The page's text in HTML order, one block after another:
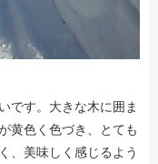
です。大きな木に囲ま
黄色く色づき、とても
、美味しく感じるよう